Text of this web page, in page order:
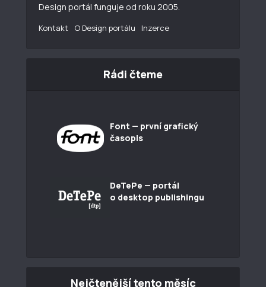
Design portál funguje od roku 2005.
Kontakt O Design portálu Inzerce
Rádi čteme
Font — první grafický
časopis
DeTePe — portál
o desktop publishingu
Nejčtenější tento měsíc